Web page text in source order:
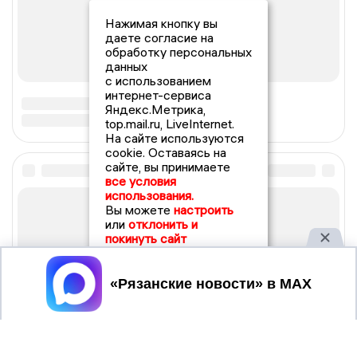
Нажимая кнопку вы
даете согласие на
обработку персональных
данных
с использованием
интернет-сервиса
Яндекс.Метрика,
top.mail.ru, LiveInternet.
На сайте используются
cookie. Оставаясь на
сайте, вы принимаете
все условия
использования.
Вы можете настроить
или отклонить и
покинуть сайт
Принять